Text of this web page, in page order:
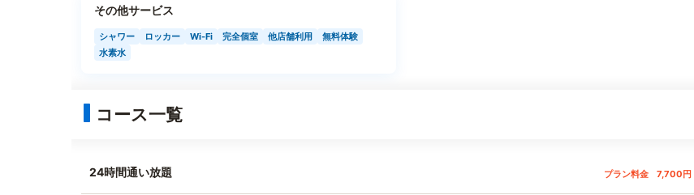
その他サービス
シャワー ロッカー Wi-Fi 完全個室 他店舗利用
無料体験
水素水
コース一覧
24時間通い放題 プラン料金 7,700円